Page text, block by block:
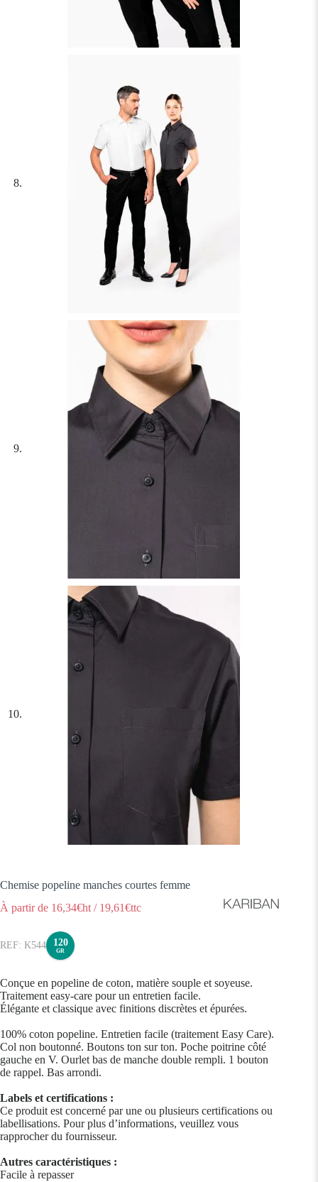
Chemise popeline manches courtes femme
À partir de 16,34€ht / 19,61€ttc
K544 120
GR
Conçue en popeline de coton, matière souple et soyeuse.
Traitement easy-care pour un entretien facile.
Élégante et classique avec finitions discrètes et épurées.
100% coton popeline. Entretien facile (traitement Easy Care).
Col non boutonné. Boutons ton sur ton. Poche poitrine côté
gauche en V. Ourlet bas de manche double rempli. 1 bouton
de rappel. Bas arrondi.
Labels et certifications :
Ce produit est concerné par une ou plusieurs certifications ou
labellisations. Pour plus d’informations, veuillez vous
rapprocher du fournisseur.
Autres caractéristiques :
Facile à repasser